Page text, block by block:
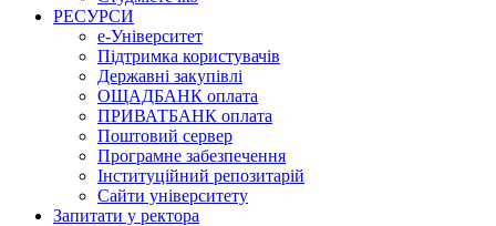
РЕСУРСИ
е-Університет
Підтримка користувачів
Державні закупівлі
ОЩАДБАНК оплата
ПРИВАТБАНК оплата
Поштовий сервер
Програмне забезпечення
Інституційний репозитарій
Сайти університету
Запитати у ректора